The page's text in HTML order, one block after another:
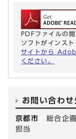
PDFファイルの
ソフトがインスト
サイトから
ください。
お問い合わせ
京都市 総合企
担当